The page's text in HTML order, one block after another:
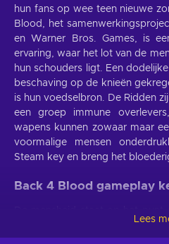
hun fans op wee teen nieuwe
Blood, het
en Warner Bros. Games, is
ervaring, waar het lot van de
hun schouders ligt. Een
beschaving op de knieën
is hun voedselbron. De Ridden
een groep immune
wapens kunnen zowaar maar
voormalige mensen
Steam key en breng het
Back 4 Blood gameplay
grit en vastberadenheid, kunt u
laten komen. Met de Back 4
Lees